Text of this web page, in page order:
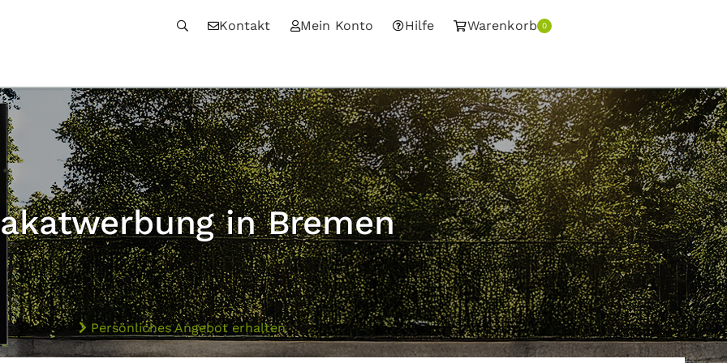
Kontakt Mein Konto Hilfe Warenkorb 0
in Bremen
Persönliches Angebot erhalten